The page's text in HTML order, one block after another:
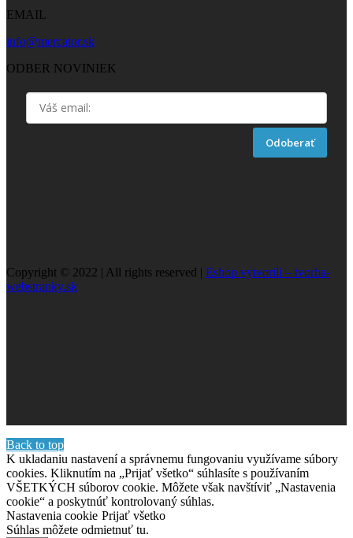
EMAIL
info@mercator.sk
ODBER NOVINIEK
Odoberať
Copyright © 2022 | All rights reserved | Eshop vytvorili – tvorba-
webstranky.sk
Back to top
K ukladaniu nastavení a správnemu fungovaniu využívame súbory
cookies. Kliknutím na „Prijať všetko“ súhlasíte s používaním
VŠETKÝCH súborov cookie. Môžete však navštíviť „Nastavenia
cookie“ a poskytnúť kontrolovaný súhlas.
Nastavenia cookie Prijať všetko
Súhlas môžete odmietnuť tu.